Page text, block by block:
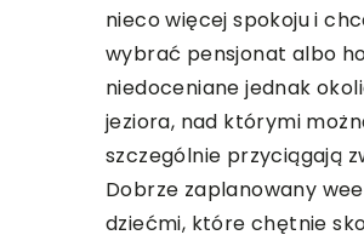
nieco więcej spokoju i
wybrać pensjonat albo
niedoceniane jednak
jeziora, nad którymi
szczególnie przyciągają
Dobrze zaplanowany
dziećmi, które chętnie